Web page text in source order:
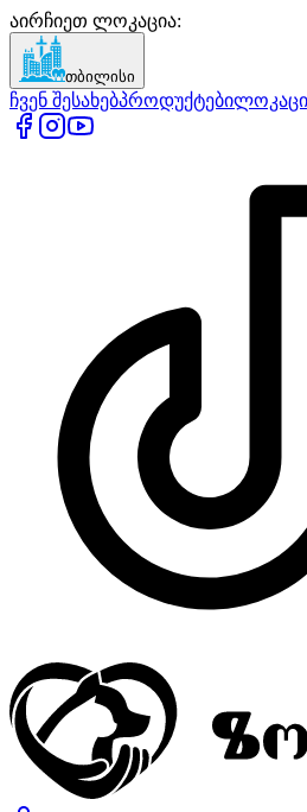
აირჩიეთ ლოკაცია:
თბილისი
ჩვენ შესახებპროდუქტები